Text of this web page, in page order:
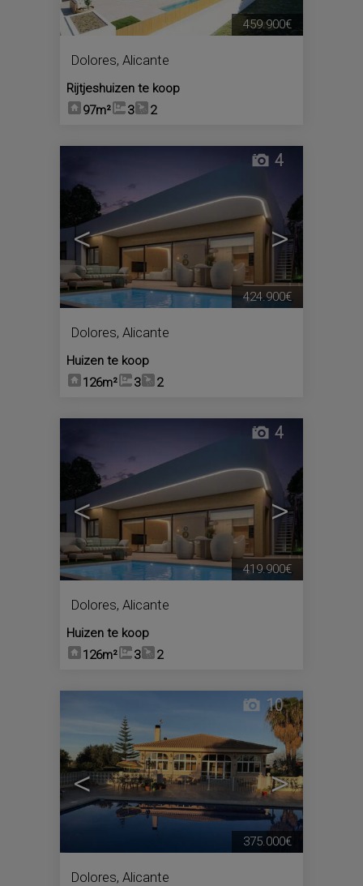
Dolores, Alicante
Rijtjeshuizen te koop
97m²
3 2
459.900€
< >
4
Dolores, Alicante
Huizen te koop
126m²
3 2
424.900€
< >
4
Dolores, Alicante
Huizen te koop
126m²
3 2
419.900€
< >
10
Dolores, Alicante
375.000€